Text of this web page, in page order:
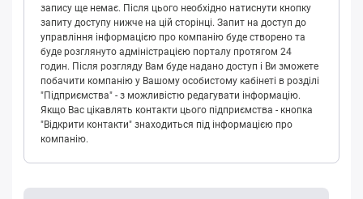
запису ще немає. Після цього необхідно натиснути кнопку
запиту доступу нижче на цій сторінці. Запит на доступ до
управління інформацією про компанію буде створено та
буде розглянуто адміністрацією порталу протягом 24
годин. Після розгляду Вам буде надано доступ і Ви зможете
побачити компанію у Вашому особистому кабінеті в розділі
"Підприємства" - з можливістю редагувати інформацію.
Якщо Вас цікавлять контакти цього підприємства - кнопка
"Відкрити контакти" знаходиться під інформацією про
компанію.